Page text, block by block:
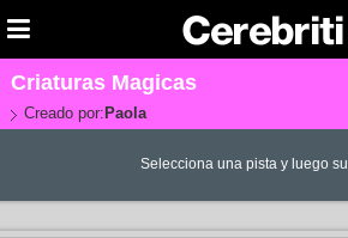
Criaturas Magicas
Creado por: Paola
Selecciona una pista y luego